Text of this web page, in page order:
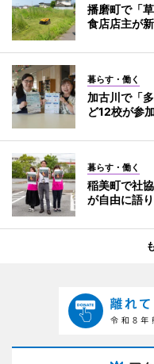
播磨町で「
食店店主が
暮らす・働く
加古川で「
ど12校が参
暮らす・働く
稲美町で社
が自由に語